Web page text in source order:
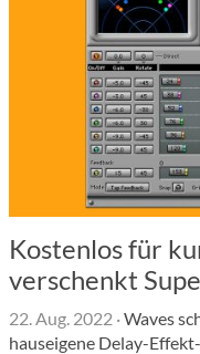
Kostenlos für
verschenkt
22. Aug. 2022 ·Waves
hauseigene Delay-